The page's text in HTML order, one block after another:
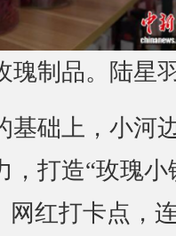
瑰制品。陆星
础上，小河
，打造“玫瑰小
网红打卡点，